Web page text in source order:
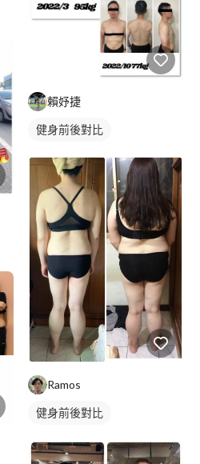
賴妤捷
健身前後對比
Ramos
健身前後對比